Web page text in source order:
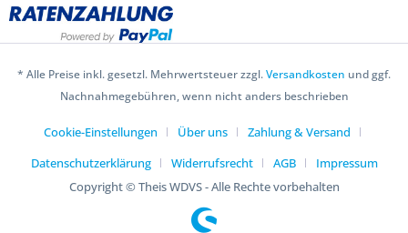
* Alle Preise inkl. gesetzl. Mehrwertsteuer zzgl.Versandkosten und ggf.
Nachnahmegebühren, wenn nicht anders beschrieben
Cookie-Einstellungen Über uns
Zahlung & Versand
Datenschutzerklärung
Widerrufsrecht AGB
Impressum
Copyright © Theis WDVS - Alle Rechte vorbehalten